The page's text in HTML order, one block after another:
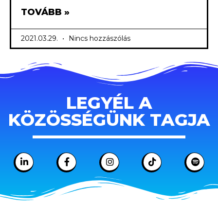
TOVÁBB »
2021.03.29. Nincs hozzászólás
LEGYÉL A
KÖZÖSSÉGÜNK TAGJA